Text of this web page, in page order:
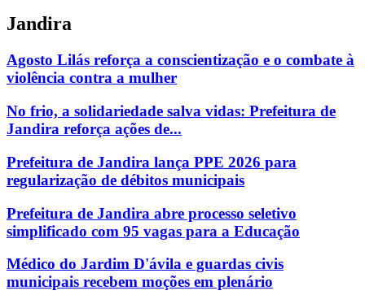
Jandira
Agosto Lilás reforça a conscientização e o combate à
violência contra a mulher
No frio, a solidariedade salva vidas: Prefeitura de
Jandira reforça ações de...
Prefeitura de Jandira lança PPE 2026 para
regularização de débitos municipais
Prefeitura de Jandira abre processo seletivo
simplificado com 95 vagas para a Educação
Médico do Jardim D'ávila e guardas civis
municipais recebem moções em plenário